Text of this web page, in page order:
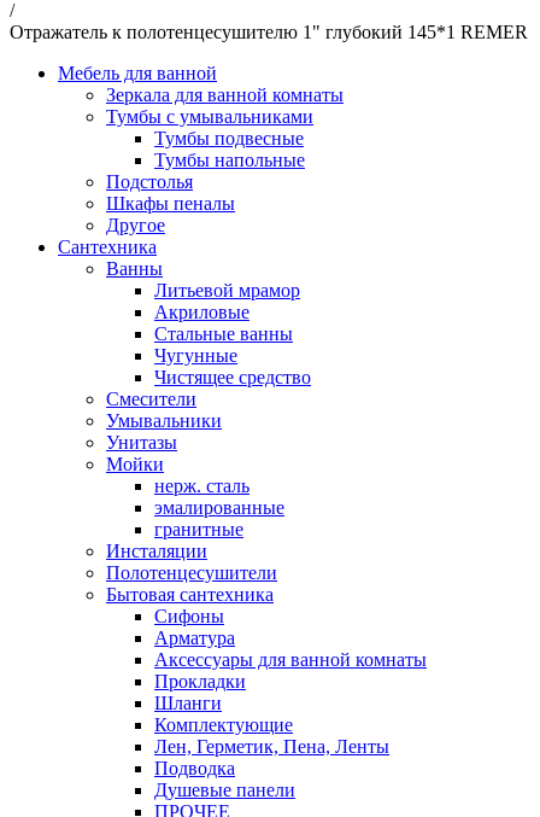
/
Отражатель к полотенцесушителю 1" глубокий 145*1 REMER
Мебель для ванной
Зеркала для ванной комнаты
Тумбы с умывальниками
Тумбы подвесные
Тумбы напольные
Подстолья
Шкафы пеналы
Другое
Сантехника
Ванны
Литьевой мрамор
Акриловые
Стальные ванны
Чугунные
Чистящее средство
Смесители
Умывальники
Унитазы
Мойки
нерж. сталь
эмалированные
гранитные
Инсталяции
Полотенцесушители
Бытовая сантехника
Сифоны
Арматура
Аксессуары для ванной комнаты
Прокладки
Шланги
Комплектующие
Лен, Герметик, Пена, Ленты
Подводка
Душевые панели
ПРОЧЕЕ